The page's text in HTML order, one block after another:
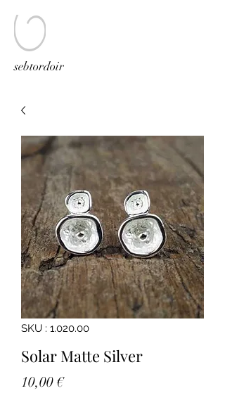
sebtordoir
SKU : 1.020.00
Solar Matte Silver
10,00 €Prix